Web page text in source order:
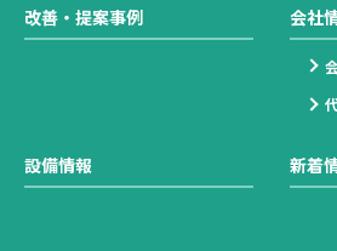
改善・提案事例 会社
設備情報 新着